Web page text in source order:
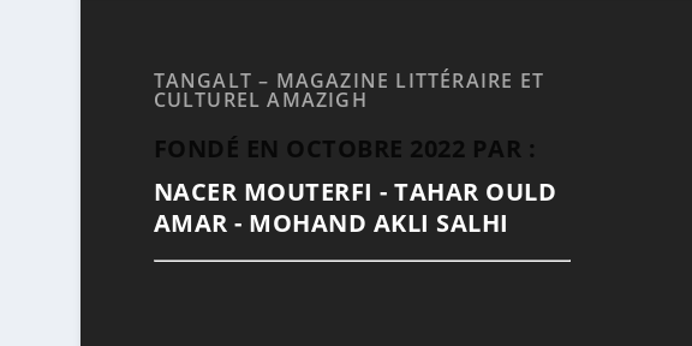
TANGALT – MAGAZINE LITTÉRAIRE ET
CULTUREL AMAZIGH
FONDÉ EN OCTOBRE 2022 PAR :
NACER MOUTERFI - TAHAR OULD
AMAR - MOHAND AKLI SALHI